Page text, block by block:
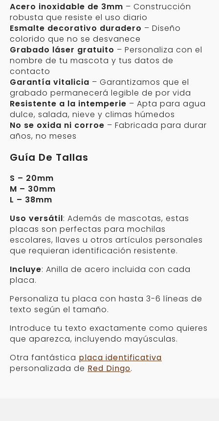
Acero inoxidable de 3mm – Construcción
robusta que resiste el uso diario
Esmalte decorativo duradero – Diseño
colorido que no se desvanece
Grabado láser gratuito – Personaliza con el
nombre de tu mascota y tus datos de
contacto
Garantía vitalicia – Garantizamos que el
grabado permanecerá legible de por vida
Resistente a la intemperie – Apta para agua
dulce, salada, nieve y climas húmedos
No se oxida ni corroe – Fabricada para durar
años, no meses
Guía De Tallas
S – 20mm
M – 30mm
L – 38mm
Uso versátil: Además de mascotas, estas
placas son perfectas para mochilas
escolares, llaves u otros artículos personales
que requieran identificación resistente.
Incluye: Anilla de acero incluida con cada
placa.
Personaliza tu placa con hasta 3-6 líneas de
texto según el tamaño.
Introduce tu texto exactamente como quieres
que aparezca, incluyendo mayúsculas.
Otra fantástica placa identificativa
personalizada de Red Dingo.